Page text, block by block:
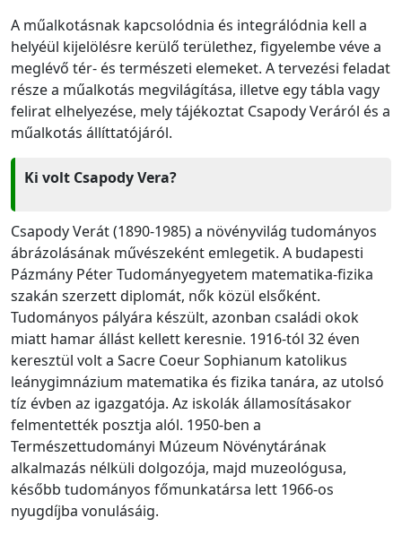
A műalkotásnak kapcsolódnia és integrálódnia kell a
helyéül kijelölésre kerülő területhez, figyelembe véve a
meglévő tér- és természeti elemeket. A tervezési feladat
része a műalkotás megvilágítása, illetve egy tábla vagy
felirat elhelyezése, mely tájékoztat Csapody Veráról és a
műalkotás állíttatójáról.
Ki volt Csapody Vera?
Csapody Verát (1890-1985) a növényvilág tudományos
ábrázolásának művészeként emlegetik. A budapesti
Pázmány Péter Tudományegyetem matematika-fizika
szakán szerzett diplomát, nők közül elsőként.
Tudományos pályára készült, azonban családi okok
miatt hamar állást kellett keresnie. 1916-tól 32 éven
keresztül volt a Sacre Coeur Sophianum katolikus
leánygimnázium matematika és fizika tanára, az utolsó
tíz évben az igazgatója. Az iskolák államosításakor
felmentették posztja alól. 1950-ben a
Természettudományi Múzeum Növénytárának
alkalmazás nélküli dolgozója, majd muzeológusa,
később tudományos főmunkatársa lett 1966-os
nyugdíjba vonulásáig.